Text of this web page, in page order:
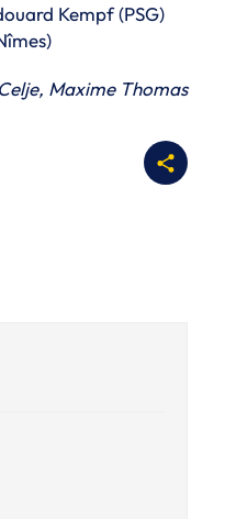
Kempf (PSG)
Maxime Thomas